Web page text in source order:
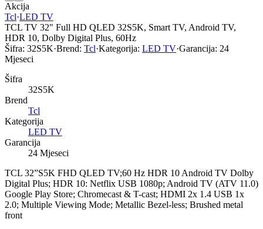
Akcija
Tcl·LED TV
TCL TV 32" Full HD QLED 32S5K, Smart TV, Android TV,
HDR 10, Dolby Digital Plus, 60Hz
Šifra: 32S5K·Brend: Tcl·Kategorija: LED TV·Garancija: 24
Mjeseci
Šifra
32S5K
Brend
Tcl
Kategorija
LED TV
Garancija
24 Mjeseci
TCL 32”S5K FHD QLED TV;60 Hz HDR 10 Android TV Dolby
Digital Plus; HDR 10: Netflix USB 1080p; Android TV (ATV 11.0)
Google Play Store; Chromecast & T-cast; HDMI 2x 1.4 USB 1x
2.0; Multiple Viewing Mode; Metallic Bezel-less; Brushed metal
front